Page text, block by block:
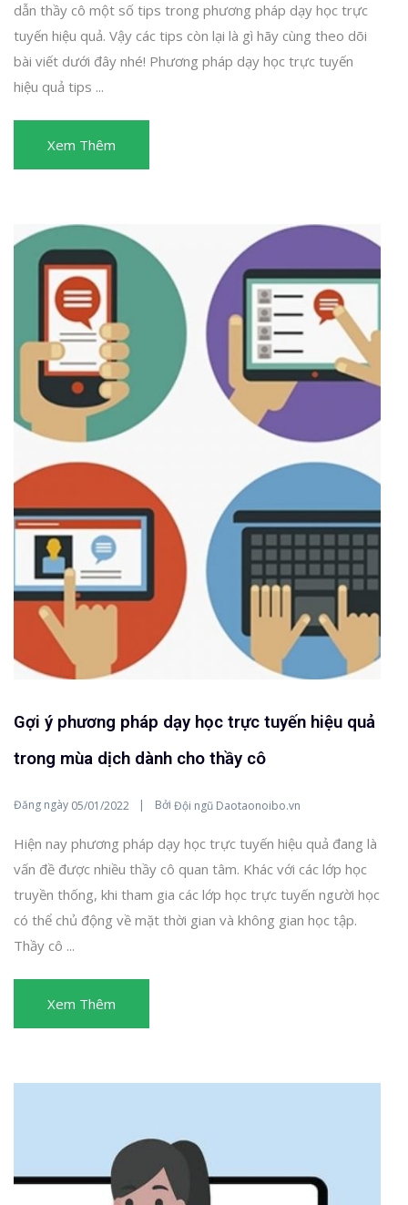
dẫn thầy cô một số tips trong phương pháp dạy học trực
tuyến hiệu quả. Vậy các tips còn lại là gì hãy cùng theo dõi
bài viết dưới đây nhé! Phương pháp dạy học trực tuyến
hiệu quả tips ...
Xem Thêm
Gợi ý phương pháp dạy học trực tuyến hiệu quả
trong mùa dịch dành cho thầy cô
Đăng ngày 05/01/2022 Bởi Đội ngũ Daotaonoibo.vn
Hiện nay phương pháp dạy học trực tuyến hiệu quả đang là
vấn đề được nhiều thầy cô quan tâm. Khác với các lớp học
truyền thống, khi tham gia các lớp học trực tuyến người học
có thể chủ động về mặt thời gian và không gian học tập.
Thầy cô ...
Xem Thêm